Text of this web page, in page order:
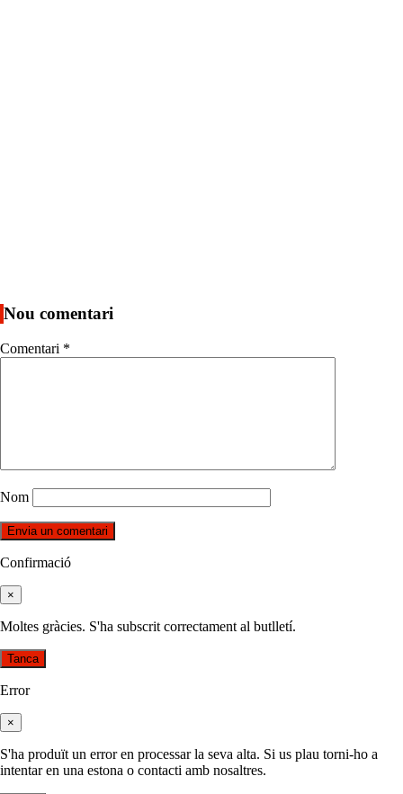
Nou comentari
Comentari *
Nom
Confirmació
×
Moltes gràcies. S'ha subscrit correctament al butlletí.
Tanca
Error
×
S'ha produït un error en processar la seva alta. Si us plau torni-ho a
intentar en una estona o contacti amb nosaltres.